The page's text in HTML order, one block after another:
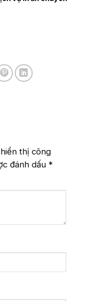
thị công
đánh dấu *